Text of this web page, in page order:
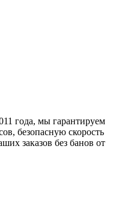
года, мы гарантируем
безопасную скорость
заказов без банов от